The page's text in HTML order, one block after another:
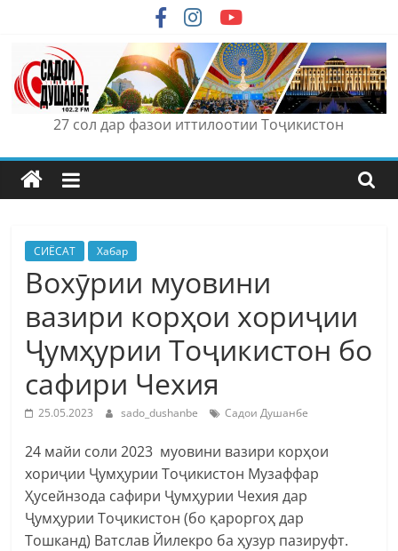
content
27 сол дар фазои иттилоотии Тоҷикистон
СИЁСАТ Хабар
Вохӯрии муовини
вазири корҳои хориҷии
Ҷумҳурии Тоҷикистон бо
сафири Чехия
25.05.2023 sado_dushanbe Садои Душанбе
24 майи соли 2023 муовини вазири корҳои
хориҷии Ҷумҳурии Тоҷикистон Музаффар
Ҳусейнзода сафири Ҷумҳурии Чехия дар
Ҷумҳурии Тоҷикистон (бо қароргоҳ дар
Тошканд) Ватслав Йилекро ба ҳузур пазируфт.